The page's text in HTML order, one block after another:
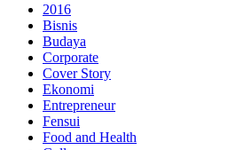
2016
Bisnis
Budaya
Corporate
Cover Story
Ekonomi
Entrepreneur
Fensui
Food and Health